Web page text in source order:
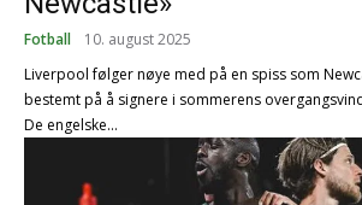
Fotball 10. august 2025
Liverpool følger nøye med på en spiss som
bestemt på å signere i sommerens
De engelske...